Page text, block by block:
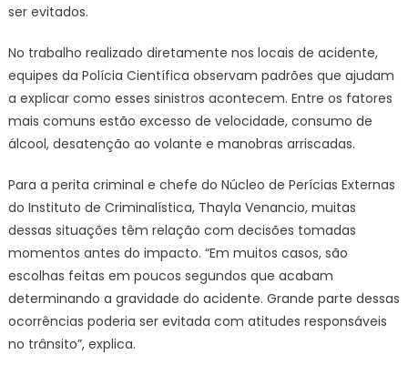
ser evitados.
No trabalho realizado diretamente nos locais de acidente,
equipes da Polícia Científica observam padrões que ajudam
a explicar como esses sinistros acontecem. Entre os fatores
mais comuns estão excesso de velocidade, consumo de
álcool, desatenção ao volante e manobras arriscadas.
Para a perita criminal e chefe do Núcleo de Perícias Externas
do Instituto de Criminalística, Thayla Venancio, muitas
dessas situações têm relação com decisões tomadas
momentos antes do impacto. “Em muitos casos, são
escolhas feitas em poucos segundos que acabam
determinando a gravidade do acidente. Grande parte dessas
ocorrências poderia ser evitada com atitudes responsáveis
no trânsito”, explica.